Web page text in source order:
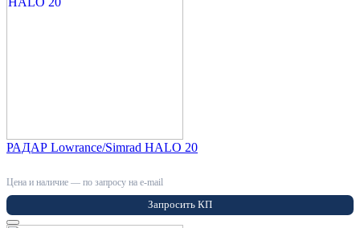
РАДАР Lowrance/Simrad HALO 20
Цена и наличие — по запросу на e-mail
Запросить КП